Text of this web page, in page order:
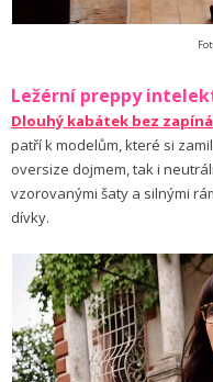
Ležérní preppy
Dlouhý kabátek bez
patří k modelům, které si
oversize dojmem, tak i
vzorovanými šaty a silnými
dívky.